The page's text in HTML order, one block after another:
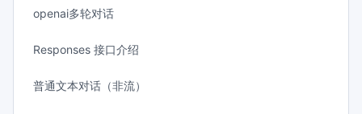
openai多轮对话
Responses 接口介绍
普通文本对话（非流）